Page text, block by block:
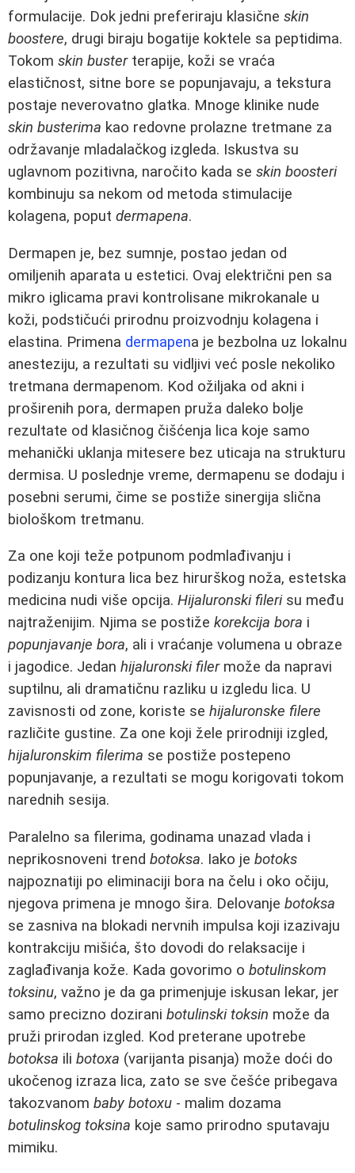
formulacije. Dok jedni preferiraju klasične skin
boostere, drugi biraju bogatije koktele sa peptidima.
Tokom skin busterterapije, koži se vraća
elastičnost, sitne bore se popunjavaju, a tekstura
postaje neverovatno glatka. Mnoge klinike nude
skin busterima kao redovne prolazne tretmane za
održavanje mladalačkog izgleda. Iskustva su
uglavnom pozitivna, naročito kada se skin boosteri
kombinuju sa nekom od metoda stimulacije
kolagena, poput dermapena.
Dermapen je, bez sumnje, postao jedan od
omiljenih aparata u estetici. Ovaj električni pen sa
mikro iglicama pravi kontrolisane mikrokanale u
koži, podstičući prirodnu proizvodnju kolagena i
elastina. Primena dermapena je bezbolna uz lokalnu
anesteziju, a rezultati su vidljivi već posle nekoliko
tretmana dermapenom. Kod ožiljaka od akni i
proširenih pora, dermapen pruža daleko bolje
rezultate od klasičnog čišćenja lica koje samo
mehanički uklanja mitesere bez uticaja na strukturu
dermisa. U poslednje vreme, dermapenu se dodaju i
posebni serumi, čime se postiže sinergija slična
biološkom tretmanu.
Za one koji teže potpunom podmlađivanju i
podizanju kontura lica bez hirurškog noža, estetska
medicina nudi više opcija. Hijaluronski filerisu među
najtraženijim. Njima se postiže korekcija bora i
popunjavanje bora, ali i vraćanje volumena u obraze
i jagodice. Jedan hijaluronski filermože da napravi
suptilnu, ali dramatičnu razliku u izgledu lica. U
zavisnosti od zone, koriste se hijaluronske filere
različite gustine. Za one koji žele prirodniji izgled,
hijaluronskim filerima se postiže postepeno
popunjavanje, a rezultati se mogu korigovati tokom
narednih sesija.
Paralelno sa filerima, godinama unazad vlada i
neprikosnoveni trend botoksa. Iako je botoks
najpoznatiji po eliminaciji bora na čelu i oko očiju,
njegova primena je mnogo šira. Delovanje botoksa
se zasniva na blokadi nervnih impulsa koji izazivaju
kontrakciju mišića, što dovodi do relaksacije i
zaglađivanja kože. Kada govorimo o botulinskom
toksinu, važno je da ga primenjuje iskusan lekar, jer
samo precizno dozirani botulinski toksin može da
pruži prirodan izgled. Kod preterane upotrebe
botoksa ili botoxa (varijanta pisanja) može doći do
ukočenog izraza lica, zato se sve češće pribegava
takozvanom baby botoxu - malim dozama
botulinskog toksina koje samo prirodno sputavaju
mimiku.